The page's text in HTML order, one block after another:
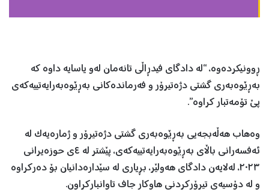
ڕوونیکردەوە، “لە دادگای فیدڕاڵی تانەمان لەو یاسایە داوە كە
بەڕ‌ێوەبەری گشتی دژەتیرۆر و فەرماندەكانی بەڕ‌ێوەبەرایەتییەكەی
پێ تۆمەتبار كراوە”.
وەهاب هەڵەبجەیی بەڕێوەبەری گشتی دژەتیرۆر و ژمارەیەک لە
ئەفسەرانی باڵای بەڕێوەبەرایەتییەکەی، پێشتر لە ٤ی حوزەیرانی
٢٠٢٣، لەلایەن دادگای هەولێر، بڕیاری لە سێدارەدانیان بۆ دەرکراوە
و لە دۆسیەی تیرۆرکردنی هاوکار جاف تاوانبارکراون.